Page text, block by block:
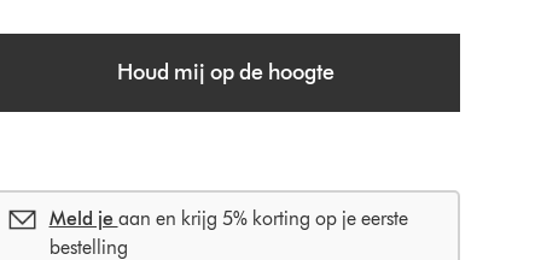
Houd mij op de hoogte
Meld je aan en krijg 5% korting op je eerste
bestelling